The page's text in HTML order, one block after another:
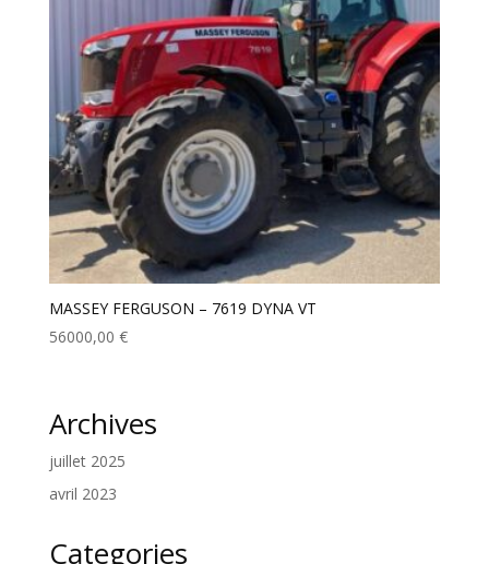
MASSEY FERGUSON – 7619 DYNA VT
56000,00 €
Archives
juillet 2025
avril 2023
Categories